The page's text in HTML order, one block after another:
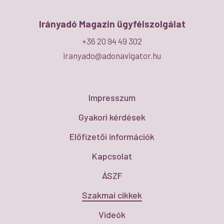
Irányadó Magazin ügyfélszolgálat
+36 20 94 49 302
iranyado@adonavigator.hu
Impresszum
Gyakori kérdések
Előfizetői információk
Kapcsolat
ÁSZF
Szakmai cikkek
Videók